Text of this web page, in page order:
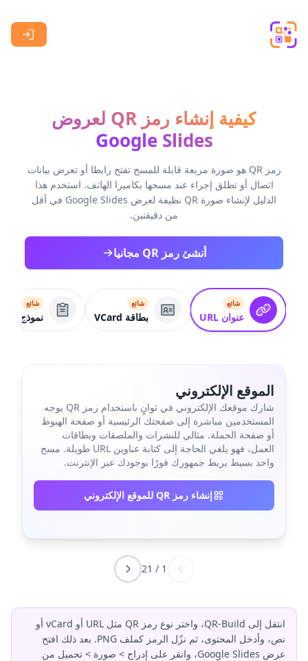
كيفية إنشاء رمز QR لعروض
Google Slides
رمز QR هو صورة مربعة قابلة للمسح تفتح رابطا أو تعرض بيانات
اتصال أو تطلق إجراء عند مسحها بكاميرا الهاتف. استخدم هذا
الدليل لإنشاء صورة QR نظيفة لعرض Google Slides في أقل
من دقيقتين.
أنشئ رمز QR مجانيا
شائع
عنوان URL
شائع
بطاقة VCard
شائع
نموذج
الموقع الإلكتروني
شارك موقعك الإلكتروني في ثوانٍ باستخدام رمز QR يوجه
المستخدمين مباشرة إلى صفحتك الرئيسية أو صفحة الهبوط
أو صفحة الحملة. مثالي للنشرات والملصقات وبطاقات
العمل، فهو يلغي الحاجة إلى كتابة عناوين URL طويلة. مسح
واحد بسيط يربط جمهورك فورًا بوجودك عبر الإنترنت.
إنشاء رمز QR للموقع الإلكتروني
1
/
21
انتقل إلى QR-Build، واختر نوع رمز QR مثل URL أو vCard أو
نص، وأدخل المحتوى، ثم نزّل الرمز كملف PNG. بعد ذلك افتح
عرض Google Slides، وانقر على إدراج > صورة > تحميل من